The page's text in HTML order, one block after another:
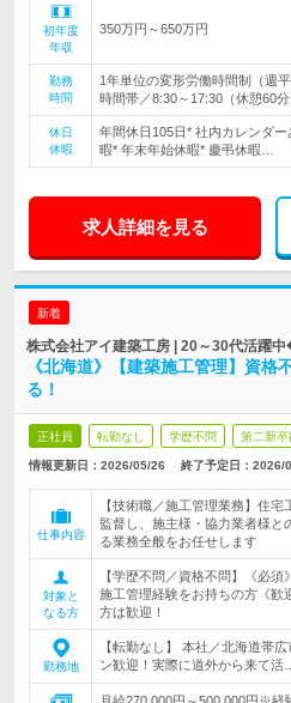
初年度
年収
350万円～650万円
勤務
時間
1年単位の変形労働時間制（週
時間帯／8:30～17:30（休憩60分
休日
休暇
年間休日105日* 社内カレンダ
暇* 年末年始休暇* 慶弔休暇…
求人詳細を見る
新着
株式会社アイ建築工房 | 20～30代活躍
《北海道》【建築施工管理】資
る！
正社員 転勤なし 学歴不問 第二新卒
情報更新日：2026/05/26 終了予定日： 2026/
仕事内容
【技術職／施工管理業務】住
監督し、施主様・協力業者様と
る業務全般をお任せします
対象と
なる方
【学歴不問／資格不問】《必
施工管理経験をお持ちの方《歓
方は歓迎！
勤務地
【転勤なし】 本社／北海道帯
ン歓迎！実際に道外から来て活…